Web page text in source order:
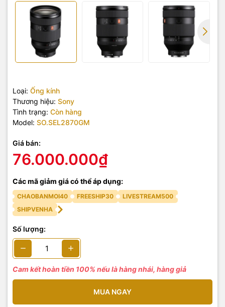
Loại: Ống kính
Thương hiệu: Sony
Tình trạng: Còn hàng
Model: SO.SEL2870GM
Giá bán:
76.000.000₫
Các mã giảm giá có thể áp dụng:
CHAOBANMOI40 FREESHIP30
LIVESTREAM500
SHIPVENHA
Số lượng:
Cam kết hoàn tiền 100% nếu là hàng nhái, hàng giả
MUA NGAY